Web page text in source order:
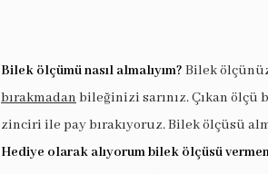
Bilek ölçümü nasıl almalıyım? Bilek
bırakmadan bileğinizi sarınız. Çıkan
zinciri ile pay bırakıyoruz. Bilek ölçüsü
Hediye olarak alıyorum bilek ölçüsü